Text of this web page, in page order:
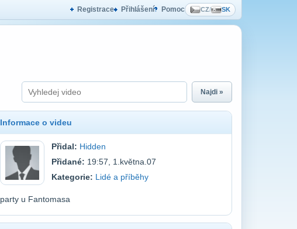
Registrace Přihlášení Pomoc CZ/ SK
Najdi »
Informace o videu
Přidal: Hidden
Přidané: 19:57, 1.května.07
Kategorie: Lidé a příběhy
party u Fantomasa